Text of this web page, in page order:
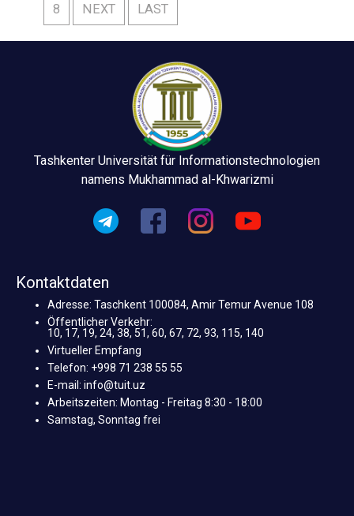
8 NEXT LAST
Tashkenter Universität für Informationstechnologien
namens Mukhammad al-Khwarizmi
Kontaktdaten
Adresse: Taschkent 100084, Amir Temur Avenue 108
Öffentlicher Verkehr:
10, 17, 19, 24, 38, 51, 60, 67, 72, 93, 115, 140
Virtueller Empfang
Telefon: +998 71 238 55 55
E-mail: info@tuit.uz
Arbeitszeiten: Montag - Freitag 8:30 - 18:00
Samstag, Sonntag frei